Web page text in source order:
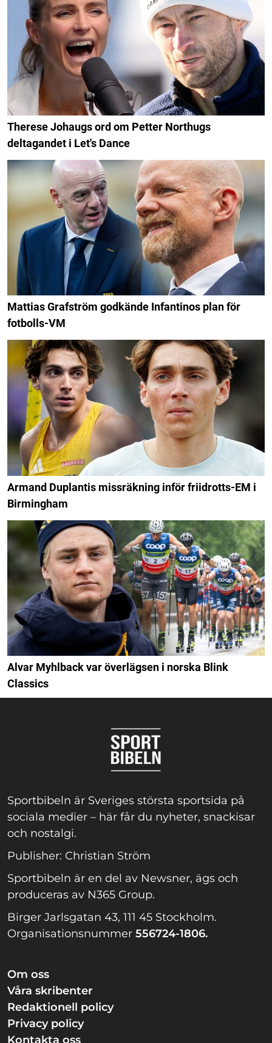
Therese Johaugs ord om Petter Northugs
deltagandet i Let's Dance
Mattias Grafström godkände Infantinos plan för
fotbolls-VM
Armand Duplantis missräkning inför friidrotts-EM i
Birmingham
Alvar Myhlback var överlägsen i norska Blink
Classics
Sportbibeln är Sveriges största sportsida på
sociala medier – här får du nyheter, snackisar
och nostalgi.
Publisher: Christian Ström
Sportbibeln är en del av Newsner, ägs och
produceras av N365 Group.
Birger Jarlsgatan 43, 111 45 Stockholm.
Organisationsnummer 556724-1806.
Om oss
Våra skribenter
Redaktionell policy
Privacy policy
Kontakta oss